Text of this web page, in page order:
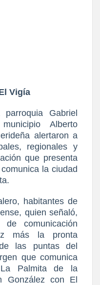
Vigía
Gabriel
Alberto
alertaron a
regionales y
que presenta
la ciudad
habitantes de
quien señaló,
de comunicación
más la pronta
las puntas del
que comunica
Palmita de la
González con El